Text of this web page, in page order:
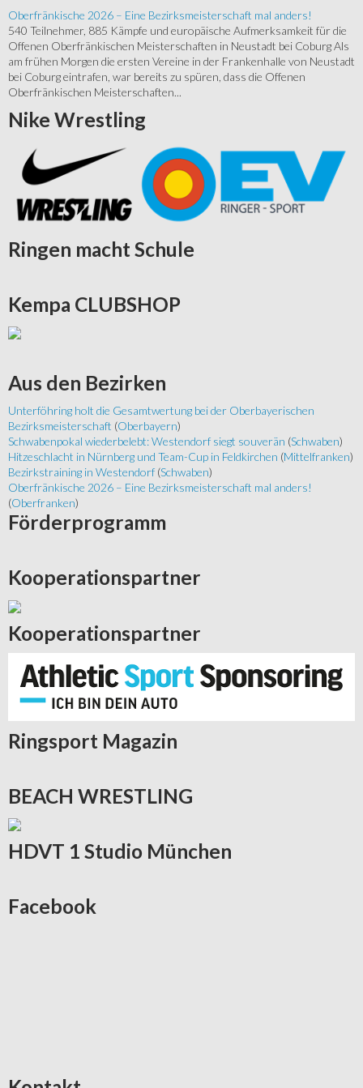
Oberfränkische 2026 – Eine Bezirksmeisterschaft mal anders!
540 Teilnehmer, 885 Kämpfe und europäische Aufmerksamkeit für die
Offenen Oberfränkischen Meisterschaften in Neustadt bei Coburg Als
am frühen Morgen die ersten Vereine in der Frankenhalle von Neustadt
bei Coburg eintrafen, war bereits zu spüren, dass die Offenen
Oberfränkischen Meisterschaften...
Nike Wrestling
Ringen macht Schule
Kempa CLUBSHOP
Aus den Bezirken
Unterföhring holt die Gesamtwertung bei der Oberbayerischen
Bezirksmeisterschaft (Oberbayern)
Schwabenpokal wiederbelebt: Westendorf siegt souverän (Schwaben)
Hitzeschlacht in Nürnberg und Team-Cup in Feldkirchen (Mittelfranken)
Bezirkstraining in Westendorf (Schwaben)
Oberfränkische 2026 – Eine Bezirksmeisterschaft mal anders!
(Oberfranken)
Förderprogramm
Kooperationspartner
Kooperationspartner
Ringsport Magazin
BEACH WRESTLING
HDVT 1 Studio München
Facebook